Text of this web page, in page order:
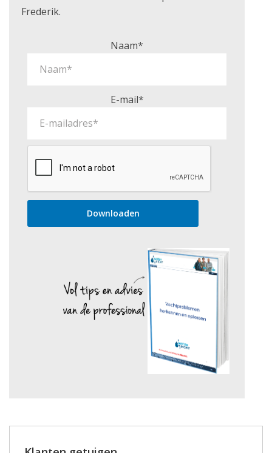
Frederik.
Naam*
E-mail*